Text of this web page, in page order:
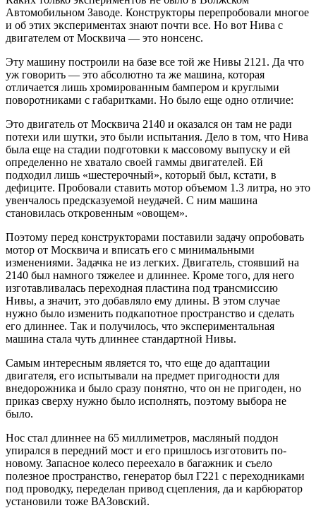
Автомобильном Заводе. Конструкторы перепробовали многое
и об этих экспериментах знают почти все. Но вот Нива с
двигателем от Москвича — это нонсенс.
Эту машину построили на базе все той же Нивы 2121. Да что
уж говорить — это абсолютно та же машина, которая
отличается лишь хромированным бампером и круглыми
поворотниками с габаритками. Но было еще одно отличие:
Это двигатель от Москвича 2140 и оказался он там не ради
потехи или шутки, это были испытания. Дело в том, что Нива
была еще на стадии подготовки к массовому выпуску и ей
определенно не хватало своей гаммы двигателей. Ей
подходил лишь «шестерочный», который был, кстати, в
дефиците. Пробовали ставить мотор объемом 1.3 литра, но это
увенчалось предсказуемой неудачей. С ним машина
становилась откровенным «овощем».
Поэтому перед конструкторами поставили задачу опробовать
мотор от Москвича и вписать его с минимальными
изменениями. Задачка не из легких. Двигатель, стоявший на
2140 был намного тяжелее и длиннее. Кроме того, для него
изготавливалась переходная пластина под трансмиссию
Нивы, а значит, это добавляло ему длины. В этом случае
нужно было изменить подкапотное пространство и сделать
его длиннее. Так и получилось, что экспериментальная
машина стала чуть длиннее стандартной Нивы.
Самым интересным является то, что еще до адаптации
двигателя, его испытывали на предмет пригодности для
внедорожника и было сразу понятно, что он не пригоден, но
приказ сверху нужно было исполнять, поэтому выбора не
было.
Нос стал длиннее на 65 миллиметров, масляный поддон
упирался в передний мост и его пришлось изготовить по-
новому. Запасное колесо переехало в багажник и съело
полезное пространство, генератор был Г221 с переходниками
под проводку, переделан привод сцепления, да и карбюратор
установили тоже ВАЗовский.